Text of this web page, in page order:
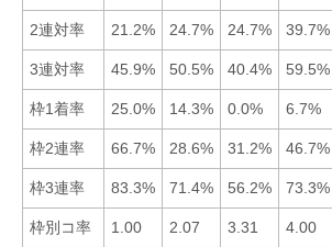
2連対率 21.2% 24.7% 24.7% 39.7%
3連対率 45.9% 50.5% 40.4% 59.5%
枠1着率 25.0% 14.3% 0.0% 6.7%
枠2連率 66.7% 28.6% 31.2% 46.7%
枠3連率 83.3% 71.4% 56.2% 73.3%
枠別コ率 1.00 2.07 3.31 4.00